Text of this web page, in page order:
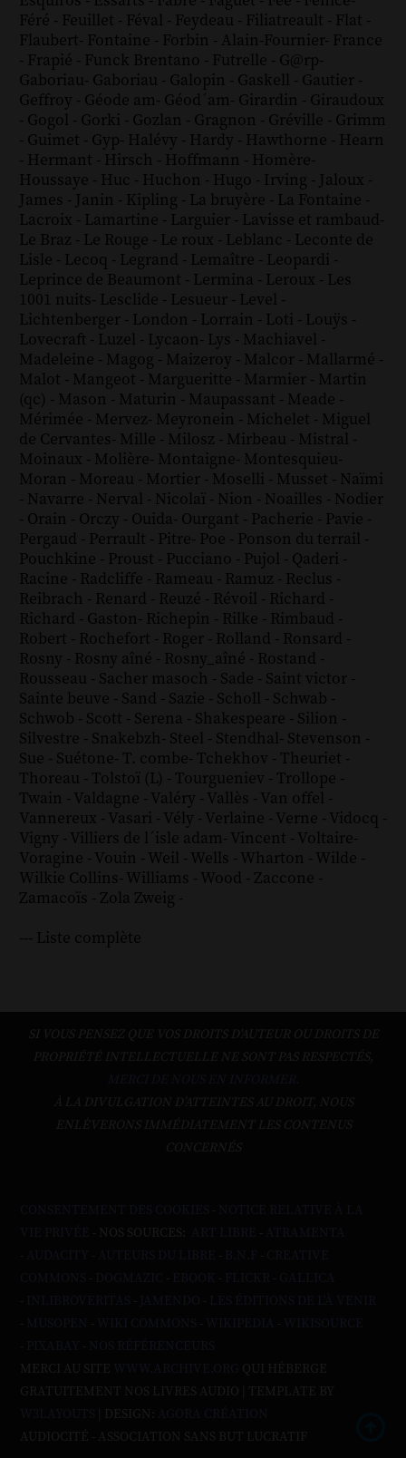
Féré - Feuillet - Féval - Feydeau - Filiatreault - Flat -
Flaubert- Fontaine - Forbin - Alain-Fournier- France
- Frapié - Funck Brentano - Futrelle - G@rp-
Gaboriau- Gaboriau - Galopin - Gaskell - Gautier -
Geffroy - Géode am- Géod´am- Girardin - Giraudoux
- Gogol - Gorki - Gozlan - Gragnon - Gréville - Grimm
- Guimet - Gyp- Halévy - Hardy - Hawthorne - Hearn
- Hermant - Hirsch - Hoffmann - Homère-
Houssaye - Huc - Huchon - Hugo - Irving - Jaloux -
James - Janin - Kipling - La bruyère - La Fontaine -
Lacroix - Lamartine - Larguier - Lavisse et rambaud-
Le Braz - Le Rouge - Le roux - Leblanc - Leconte de
Lisle - Lecoq - Legrand - Lemaître - Leopardi -
Leprince de Beaumont - Lermina - Leroux - Les
1001 nuits- Lesclide - Lesueur - Level -
Lichtenberger - London - Lorrain - Loti - Louÿs -
Lovecraft - Luzel - Lycaon- Lys - Machiavel -
Madeleine - Magog - Maizeroy - Malcor - Mallarmé -
Malot - Mangeot - Margueritte - Marmier - Martin
(qc) - Mason - Maturin - Maupassant - Meade -
Mérimée - Mervez- Meyronein - Michelet - Miguel
de Cervantes- Mille - Milosz - Mirbeau - Mistral -
Moinaux - Molière- Montaigne- Montesquieu-
Moran - Moreau - Mortier - Moselli - Musset - Naïmi
- Navarre - Nerval - Nicolaï - Nion - Noailles - Nodier
- Orain - Orczy - Ouida- Ourgant - Pacherie - Pavie -
Pergaud - Perrault - Pitre- Poe - Ponson du terrail -
Pouchkine - Proust - Pucciano - Pujol - Qaderi -
Racine - Radcliffe - Rameau - Ramuz - Reclus -
Reibrach - Renard - Reuzé - Révoil - Richard -
Richard - Gaston- Richepin - Rilke - Rimbaud -
Robert - Rochefort - Roger - Rolland - Ronsard -
Rosny - Rosny aîné - Rosny_aîné - Rostand -
Rousseau - Sacher masoch - Sade - Saint victor -
Sainte beuve - Sand - Sazie - Scholl - Schwab -
Schwob - Scott - Serena - Shakespeare - Silion -
Silvestre - Snakebzh- Steel - Stendhal- Stevenson -
Sue - Suétone- T. combe- Tchekhov - Theuriet -
Thoreau - Tolstoï (L) - Tourgueniev - Trollope -
Twain - Valdagne - Valéry - Vallès - Van offel -
Vannereux - Vasari - Vély - Verlaine - Verne - Vidocq -
Vigny - Villiers de l´isle adam- Vincent - Voltaire-
Voragine - Vouin - Weil - Wells - Wharton - Wilde -
Wilkie Collins- Williams - Wood - Zaccone -
Zamacoïs - Zola Zweig -
--- Liste complète